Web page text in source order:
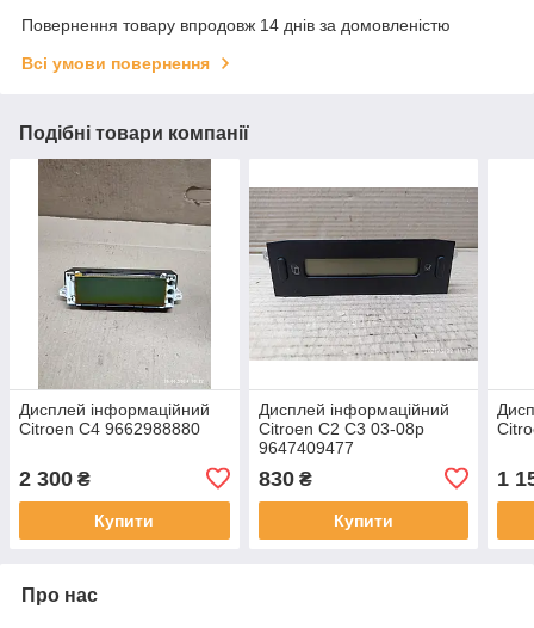
Повернення товару впродовж 14 днів за домовленістю
Всі умови повернення
Подібні товари компанії
Дисплей інформаційний
Citroen C4 9662988880
2 300 ₴
Купити
Дисплей інформаційний
Citroen C2 C3 03-08р
9647409477
830₴
Купити
1
Про нас